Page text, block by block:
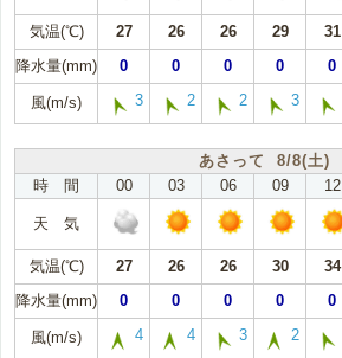
気温(℃) 27 26 26 29 31
降水量(mm)
0 0 0 0 0
風(m/s) 3 2 2 3
あさって 8/8(土)
時 間
00 03 06 09 12
天 気
気温(℃) 27 26 26 30 34
降水量(mm)
0 0 0 0 0
風(m/s) 4 4 3 2